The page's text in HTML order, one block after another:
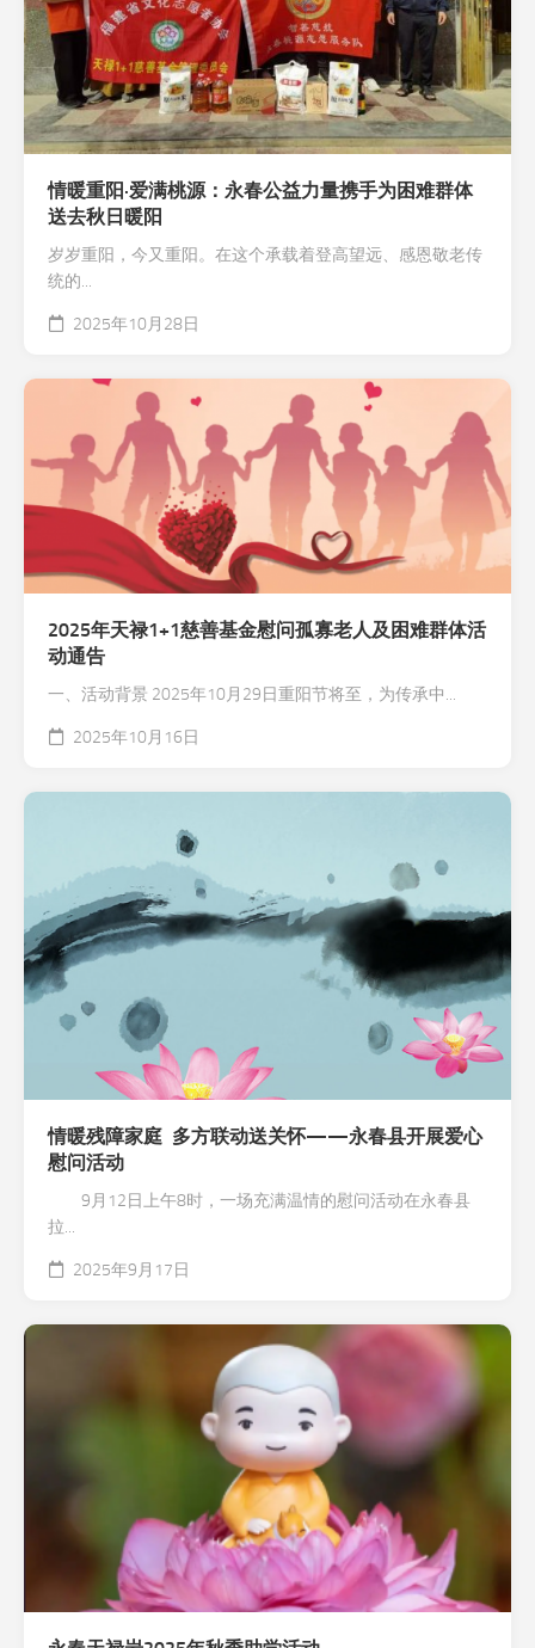
情暖重阳·爱满桃源：永春公益力量携手为困难群体
送去秋日暖阳
岁岁重阳，今又重阳。在这个承载着登高望远、感恩敬老传
统的...
2025年10月28日
2025年天禄1+1慈善基金慰问孤寡老人及困难群体活
动通告
一、活动背景 2025年10月29日重阳节将至，为传承中...
2025年10月16日
情暖残障家庭 多方联动送关怀——永春县开展爱心
慰问活动
9月12日上午8时，一场充满温情的慰问活动在永春县
拉...
2025年9月17日